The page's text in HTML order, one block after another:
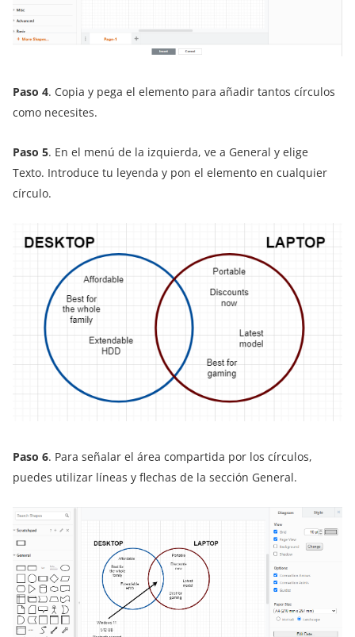
Paso 4. Copia y pega el elemento para añadir tantos círculos
como necesites.
Paso 5. En el menú de la izquierda, ve a General y elige
Texto. Introduce tu leyenda y pon el elemento en cualquier
círculo.
Paso 6. Para señalar el área compartida por los círculos,
puedes utilizar líneas y flechas de la sección General.